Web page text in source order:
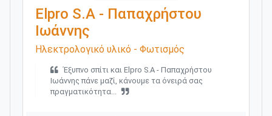
Elpro S.A - Παπαχρήστου
Ιωάννης
Ηλεκτρολογικό υλικό - Φωτισμός
Έξυπνο σπίτι και Elpro S.A - Παπαχρήστου
Ιωάννης πάνε μαζί, κάνουμε τα όνειρά σας
πραγματικότητα...